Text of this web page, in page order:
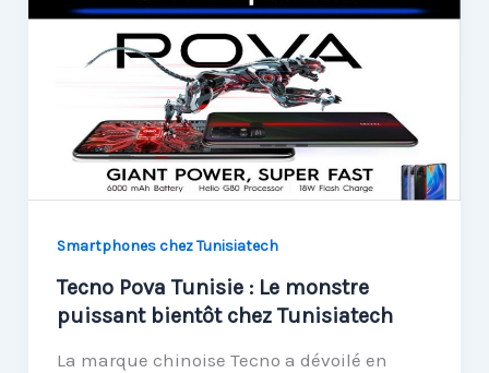
Smartphones chez Tunisiatech
Tecno Pova Tunisie : Le monstre
puissant bientôt chez Tunisiatech
La marque chinoise Tecno a dévoilé en